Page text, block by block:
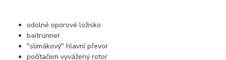
odolné oporové ložisko
baitrunner
"slimákový" hlavní převor
počítačem vyvážený rotor